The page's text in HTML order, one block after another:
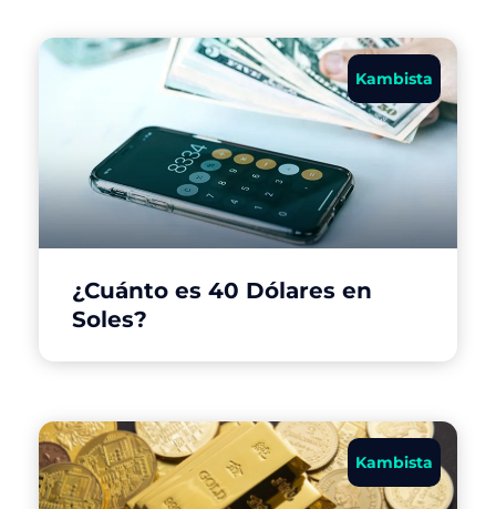
Kambista
¿Cuánto es 40 Dólares en
Soles?
Kambista